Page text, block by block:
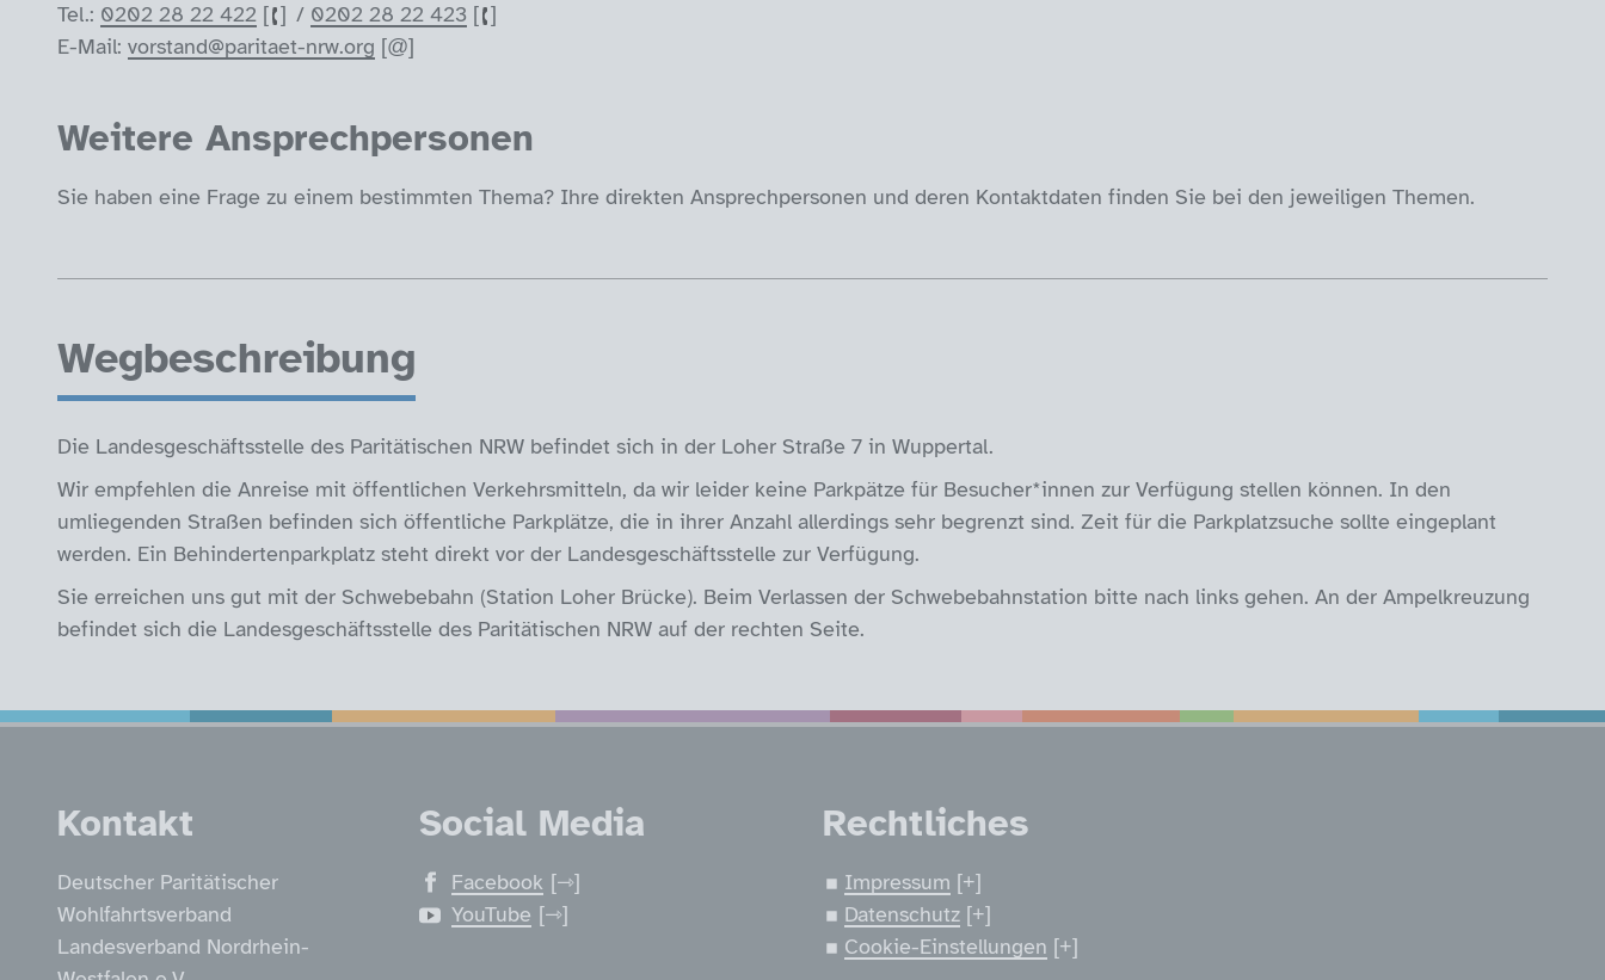
Tel.: 0202 28 22 422 / 0202 28 22 423
E-Mail: vorstand@paritaet-nrw.org
Weitere Ansprechpersonen
Sie haben eine Frage zu einem bestimmten Thema? Ihre direkten Ansprechpersonen und deren Kontaktdaten finden Sie bei den jeweiligen Themen.
Wegbeschreibung
Die Landesgeschäftsstelle des Paritätischen NRW befindet sich in der Loher Straße 7 in Wuppertal.
Wir empfehlen die Anreise mit öffentlichen Verkehrsmitteln, da wir leider keine Parkpätze für Besucher*innen zur Verfügung stellen können. In den
umliegenden Straßen befinden sich öffentliche Parkplätze, die in ihrer Anzahl allerdings sehr begrenzt sind. Zeit für die Parkplatzsuche sollte eingeplant
werden. Ein Behindertenparkplatz steht direkt vor der Landesgeschäftsstelle zur Verfügung.
Sie erreichen uns gut mit der Schwebebahn (Station Loher Brücke). Beim Verlassen der Schwebebahnstation bitte nach links gehen. An der Ampelkreuzung
befindet sich die Landesgeschäftsstelle des Paritätischen NRW auf der rechten Seite.
Service Informationen
Kontakt
Deutscher Paritätischer
Wohlfahrtsverband
Landesverband Nordrhein-
Social Media
Facebook
YouTube
Rechtliches
Impressum
Datenschutz
Cookie-Einstellungen